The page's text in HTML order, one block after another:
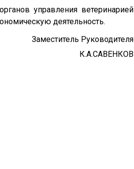
управления ветеринарией
деятельность.
Заместитель Руководителя
К.А.САВЕНКОВ